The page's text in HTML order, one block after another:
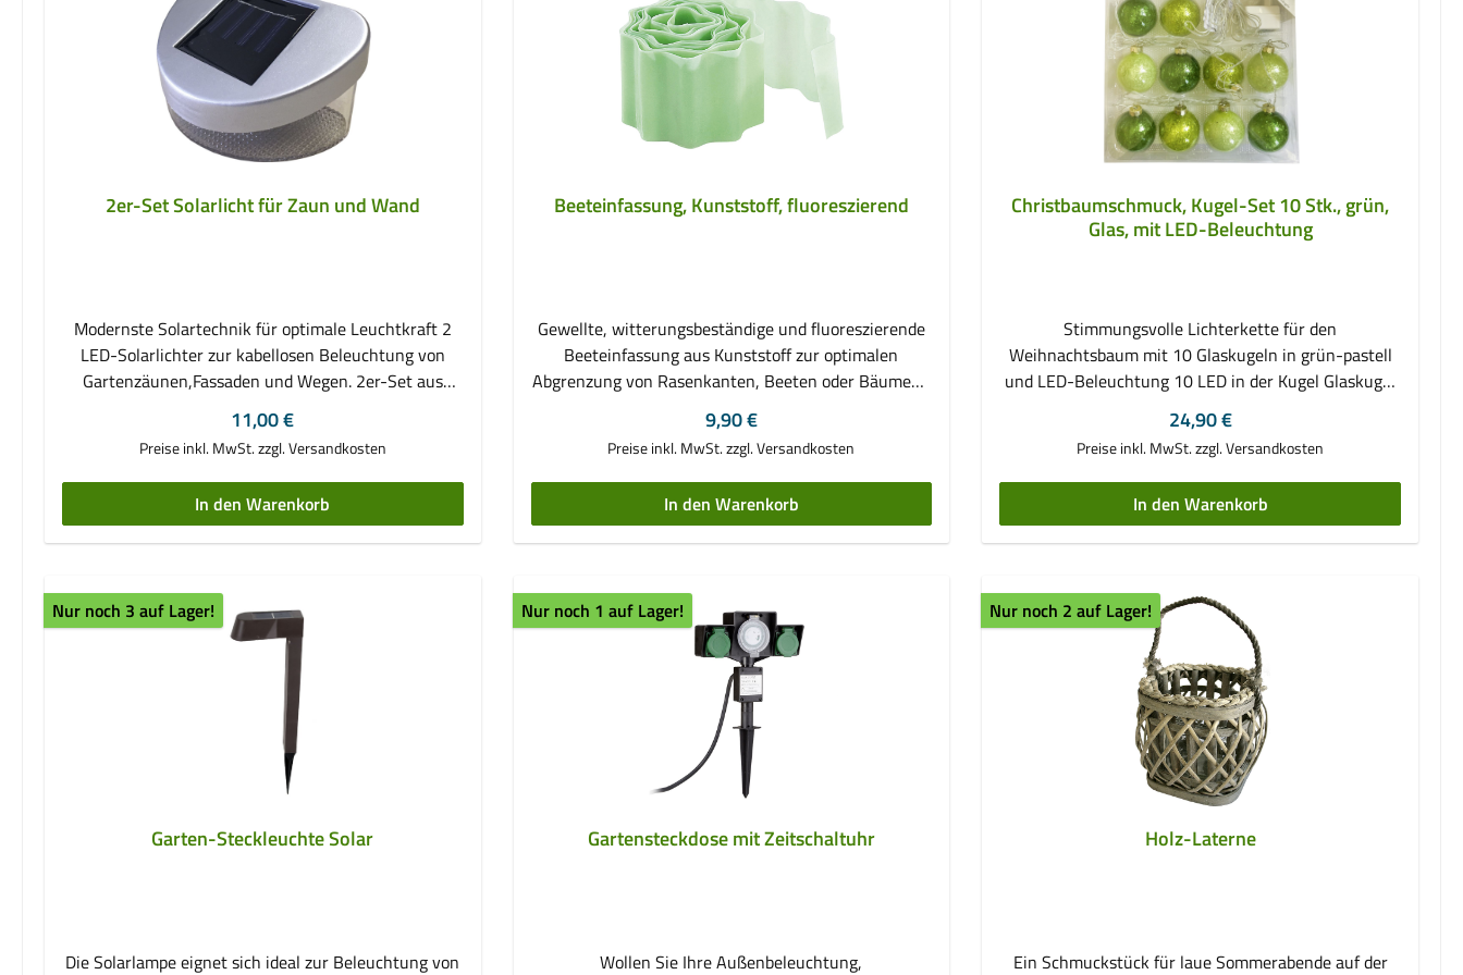
2er-Set Solarlicht für Zaun und Wand
Modernste Solartechnik für optimale Leuchtkraft 2
LED-Solarlichter zur kabellosen Beleuchtung von
Gartenzäunen,Fassaden und Wegen. 2er-Set aus
Kunststoff 2 weisse LED's pro Lampe mit
Einschaltautomatik bei Dämmerung abnehmbar,
inklusive Befestigungsmaterial ( Schrauben + Dübel )
inklusive Akkus Maße ca. 11,5 cm x 7,5 cm x 5,8 cm
Material: KunststoffAußenmaße: ca. 11,5 cm x 7,5 cm
x 5,8 cm
Regulärer Preis:
11,00 €
Preise inkl. MwSt. zzgl. Versandkosten
In den Warenkorb
Beeteinfassung, Kunststoff, fluoreszierend
Gewellte, witterungsbeständige und fluoreszierende
Beeteinfassung aus Kunststoff zur optimalen
Abgrenzung von Rasenkanten, Beeten oder Bäumen.-
aus fluoreszierendem Kunststoff (leuchtet bei
Dunkelheit)- gewellt- witterungsbeständig und
farbecht- Maße (LxH): ca. 6 m x 10 cm
Regulärer Preis:
9,90 €
Preise inkl. MwSt. zzgl. Versandkosten
In den Warenkorb
Christbaumschmuck, Kugel-Set 10 Stk., grün,
Glas, mit LED-Beleuchtung
Stimmungsvolle Lichterkette für den
Weihnachtsbaum mit 10 Glaskugeln in grün-pastell
und LED-Beleuchtung 10 LED in der Kugel Glaskugel
Durchmesser: 6,5 cm Glaskugel in 3 Grün-Tönen
Kabellänge 5 m, davon 2,5 m Zuleitung Kabelfarbe
transparent 24-V-Netzgerät für den Innenbereich
geeignet
Regulärer Preis:
24,90 €
Preise inkl. MwSt. zzgl. Versandkosten
In den Warenkorb
Nur noch 3 auf Lager!
Garten-Steckleuchte Solar
Die Solarlampe eignet sich ideal zur Beleuchtung von
Nur noch 1 auf Lager!
Gartensteckdose mit Zeitschaltuhr
Wollen Sie Ihre Außenbeleuchtung,
Nur noch 2 auf Lager!
Holz-Laterne
Ein Schmuckstück für laue Sommerabende auf der